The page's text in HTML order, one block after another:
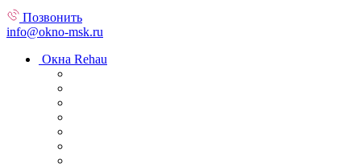
Позвонить
info@okno-msk.ru
Окна Rehau